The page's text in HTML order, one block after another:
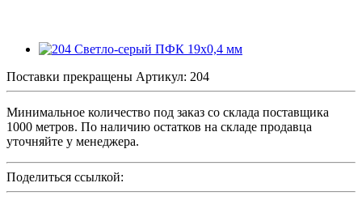
Поставки прекращены Артикул: 204
Минимальное количество под заказ со склада поставщика
1000 метров. По наличию остатков на складе продавца
уточняйте у менеджера.
Поделиться ссылкой: